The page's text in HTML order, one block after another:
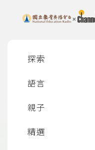
上方功能區塊
探索
語言
親子
精選